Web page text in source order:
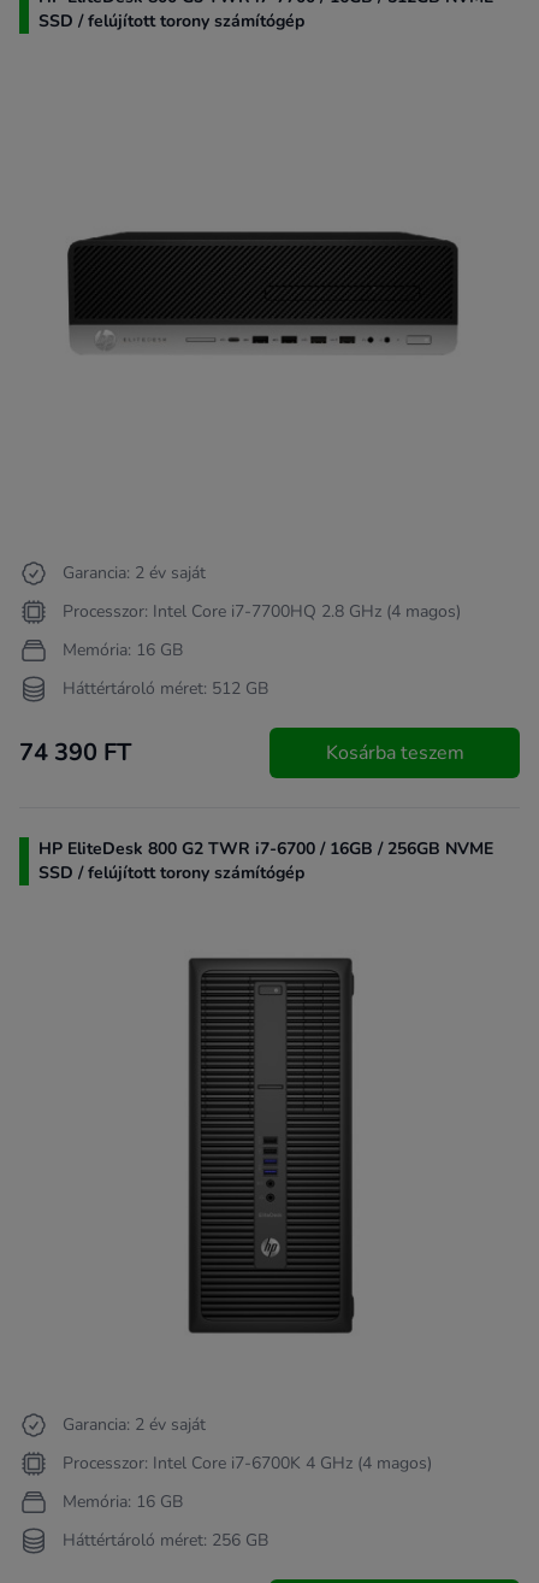
SSD / felújított torony számítógép
Garancia: 2 év saját
Processzor: Intel Core i7-7700HQ 2.8 GHz (4 magos)
Memória: 16 GB
Háttértároló méret: 512 GB
74 390 FT Kosárba teszem
HP EliteDesk 800 G2 TWR i7-6700 / 16GB / 256GB NVME
SSD / felújított torony számítógép
Garancia: 2 év saját
Processzor: Intel Core i7-6700K 4 GHz (4 magos)
Memória: 16 GB
Háttértároló méret: 256 GB